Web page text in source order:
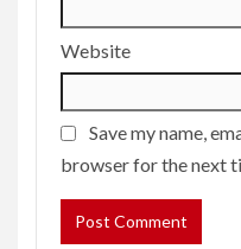
Website
Save my name,
browser for the next